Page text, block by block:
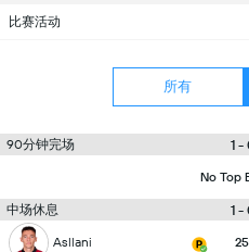
比赛活动
所有
90分钟完场 1 -
No Top
中场休息 1 -
Asllani